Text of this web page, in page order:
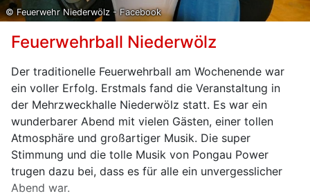
Leoben sichergestellt und wird von Sachverständigen
begutachtet werden.
© Feuerwehr Niederwölz - Facebook
Feuerwehrball Niederwölz
Der traditionelle Feuerwehrball am Wochenende war
ein voller Erfolg. Erstmals fand die Veranstaltung in
der Mehrzweckhalle Niederwölz statt. Es war ein
wunderbarer Abend mit vielen Gästen, einer tollen
Atmosphäre und großartiger Musik. Die super
Stimmung und die tolle Musik von Pongau Power
trugen dazu bei, dass es für alle ein unvergesslicher
Abend war.